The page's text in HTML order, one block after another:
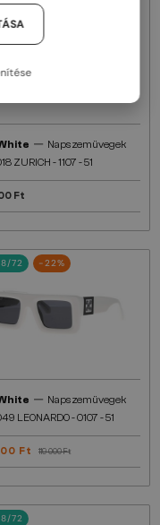
72
— Napszemüvegek
ZURICH - 1107 - 51
Ft
72 -22%
— Napszemüvegek
LEONARDO - 0107 - 51
Ft 119 000 Ft
72